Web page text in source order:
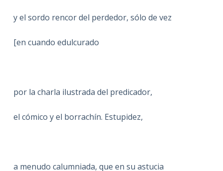
y el sordo rencor del perdedor, sólo de vez
[en cuando edulcurado
por la charla ilustrada del predicador,
el cómico y el borrachín. Estupidez,
a menudo calumniada, que en su astucia